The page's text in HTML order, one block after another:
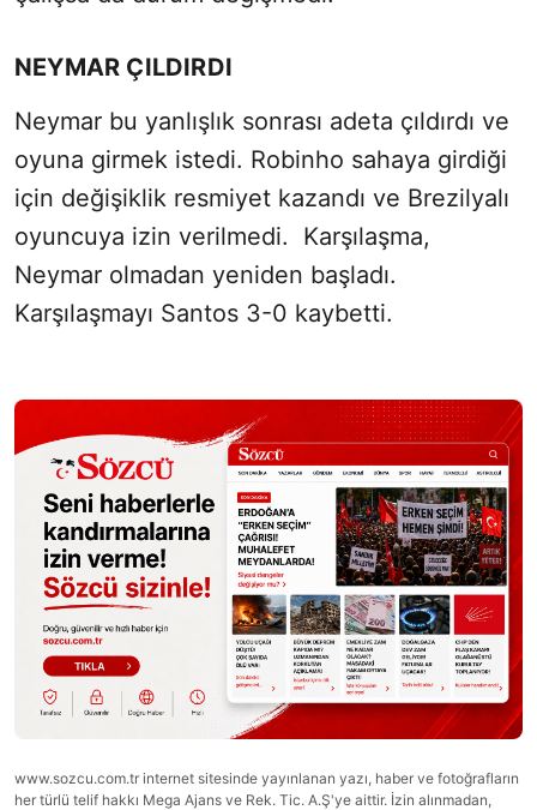
NEYMAR ÇILDIRDI
Neymar bu yanlışlık sonrası adeta çıldırdı ve
oyuna girmek istedi. Robinho sahaya girdiği
için değişiklik resmiyet kazandı ve Brezilyalı
oyuncuya izin verilmedi. Karşılaşma,
Neymar olmadan yeniden başladı.
Karşılaşmayı Santos 3-0 kaybetti.
www.sozcu.com.tr internet sitesinde yayınlanan yazı, haber ve fotoğrafların
her türlü telif hakkı Mega Ajans ve Rek. Tic. A.Ş'ye aittir. İzin alınmadan,